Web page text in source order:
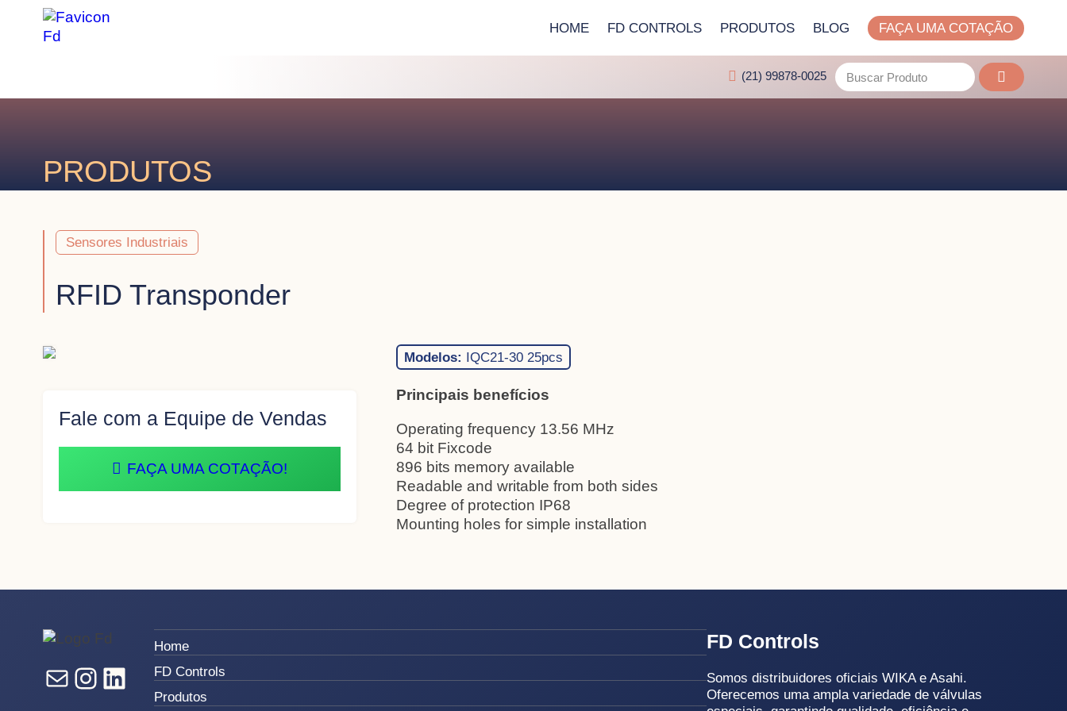
(21) 99878-0025
HOME FD CONTROLS PRODUTOS BLOG FAÇA UMA COTAÇÃO
PRODUTOS
Sensores Industriais
RFID Transponder
Modelos: IQC21-30 25pcs
Principais benefícios
Operating frequency 13.56 MHz
64 bit Fixcode
896 bits memory available
Readable and writable from both sides
Degree of protection IP68
Mounting holes for simple installation
Fale com a Equipe de Vendas
FAÇA UMA COTAÇÃO!
E-mail Instagram LinkedIn
Home
FD Controls
Produtos
FD Controls
Somos distribuidores oficiais WIKA e Asahi.
Oferecemos uma ampla variedade de válvulas